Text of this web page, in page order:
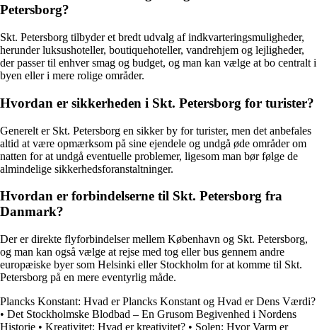
Petersborg?
Skt. Petersborg tilbyder et bredt udvalg af indkvarteringsmuligheder,
herunder luksushoteller, boutiquehoteller, vandrehjem og lejligheder,
der passer til enhver smag og budget, og man kan vælge at bo centralt i
byen eller i mere rolige områder.
Hvordan er sikkerheden i Skt. Petersborg for turister?
Generelt er Skt. Petersborg en sikker by for turister, men det anbefales
altid at være opmærksom på sine ejendele og undgå øde områder om
natten for at undgå eventuelle problemer, ligesom man bør følge de
almindelige sikkerhedsforanstaltninger.
Hvordan er forbindelserne til Skt. Petersborg fra
Danmark?
Der er direkte flyforbindelser mellem København og Skt. Petersborg,
og man kan også vælge at rejse med tog eller bus gennem andre
europæiske byer som Helsinki eller Stockholm for at komme til Skt.
Petersborg på en mere eventyrlig måde.
Plancks Konstant: Hvad er Plancks Konstant og Hvad er Dens Værdi?
• Det Stockholmske Blodbad – En Grusom Begivenhed i Nordens
Historie • Kreativitet: Hvad er kreativitet? • Solen: Hvor Varm er